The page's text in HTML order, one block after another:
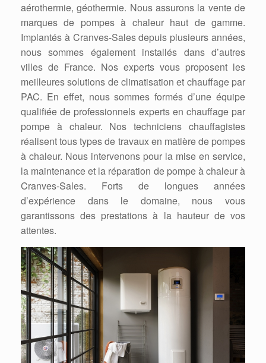
aérothermie, géothermie. Nous assurons la vente de
marques de pompes à chaleur haut de gamme.
Implantés à Cranves-Sales depuis plusieurs années,
nous sommes également installés dans d’autres
villes de France. Nos experts vous proposent les
meilleures solutions de climatisation et chauffage par
PAC. En effet, nous sommes formés d’une équipe
qualifiée de professionnels experts en chauffage par
pompe à chaleur. Nos techniciens chauffagistes
réalisent tous types de travaux en matière de pompes
à chaleur. Nous intervenons pour la mise en service,
la maintenance et la réparation de pompe à chaleur à
Cranves-Sales. Forts de longues années
d’expérience dans le domaine, nous vous
garantissons des prestations à la hauteur de vos
attentes.